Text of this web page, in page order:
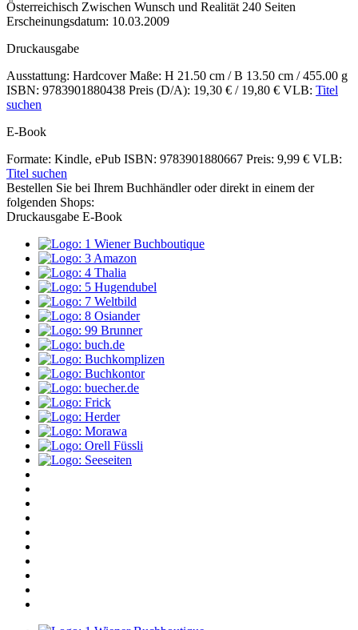
Inhalte
Österreichisch Zwischen Wunsch und Realität 240 Seiten
Erscheinungsdatum: 10.03.2009
Druckausgabe
Ausstattung: Hardcover Maße: H 21.50 cm / B 13.50 cm / 455.00 g
ISBN: 9783901880438 Preis (D/A): 19,30 € / 19,80 € VLB: Titel
suchen
E-Book
Formate: Kindle, ePub ISBN: 9783901880667 Preis: 9,99 € VLB:
Titel suchen
Bestellen Sie bei Ihrem Buchhändler oder direkt in einem der
folgenden Shops:
Druckausgabe E-Book